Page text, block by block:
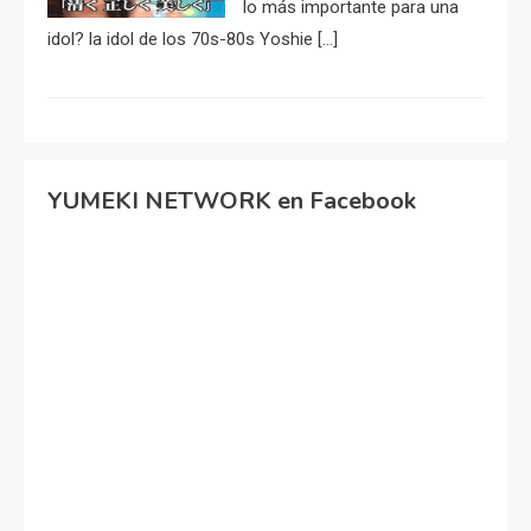
lo más importante para una
idol? la idol de los 70s-80s Yoshie […]
YUMEKI NETWORK en Facebook